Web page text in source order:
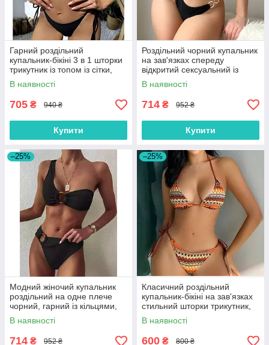
Гарний роздільний
купальник-бікіні 3 в 1 шторки
трикутник із топом із сітки,
чорний, розмір S, M, L
В наявності
705 ₴ 940 ₴
Купити
Роздільний чорний купальник
на зав'язках спереду
відкритий сексуальний із
кільцями, розмір S, M, L
В наявності
714 ₴ 952 ₴
Купити
–25%
Модний жіночий купальник
роздільний на одне плече
чорний, гарний із кільцями,
розмір S, M, L
В наявності
714 ₴ 952 ₴
–25%
Класичний роздільний
купальник-бікіні на зав'язках
стильний шторки трикутник,
кольоровий, розмір S, M, L
В наявності
600 ₴ 800 ₴